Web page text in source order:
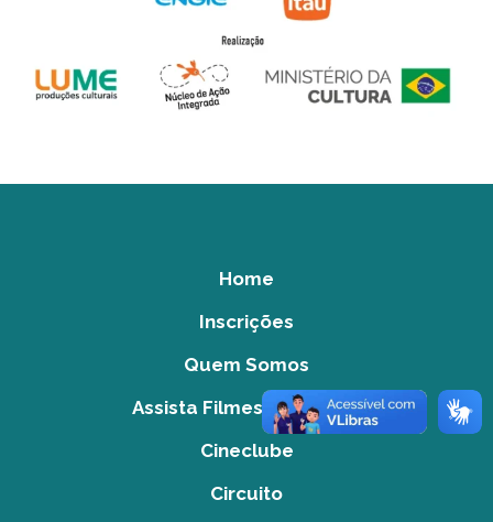
Home
Inscrições
Quem Somos
Assista Filmes do Acervo
Cineclube
Circuito